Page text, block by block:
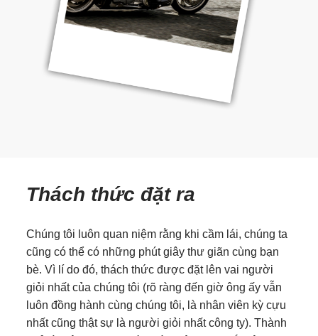
Thách thức đặt ra
Chúng tôi luôn quan niệm rằng khi cầm lái, chúng ta
cũng có thể có những phút giây thư giãn cùng bạn
bè. Vì lí do đó, thách thức được đặt lên vai người
giỏi nhất của chúng tôi (rõ ràng đến giờ ông ấy vẫn
luôn đồng hành cùng chúng tôi, là nhân viên kỳ cựu
nhất cũng thật sự là người giỏi nhất công ty). Thành